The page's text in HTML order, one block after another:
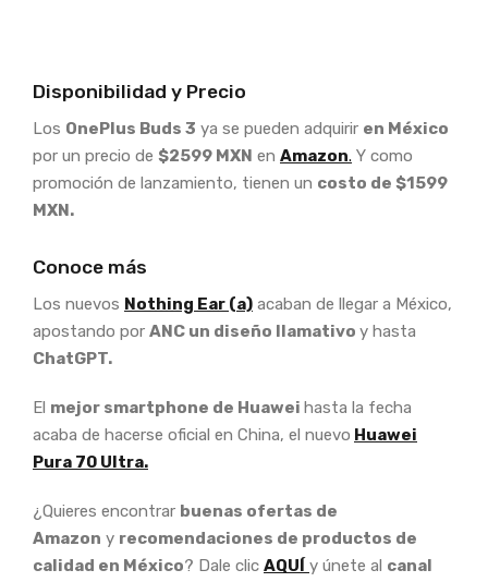
Disponibilidad y Precio
Los OnePlus Buds 3 ya se pueden adquirir en México
por un precio de $2599 MXN en Amazon. Y como
promoción de lanzamiento, tienen un costo de $1599
MXN.
Conoce más
Los nuevos Nothing Ear (a) acaban de llegar a México,
apostando por ANC un diseño llamativo y hasta
ChatGPT.
El mejor smartphone de Huawei hasta la fecha
acaba de hacerse oficial en China, el nuevo Huawei
Pura 70 Ultra.
¿Quieres encontrar buenas ofertas de
Amazon y recomendaciones de productos de
calidad en México? Dale clic AQUÍ y únete al canal